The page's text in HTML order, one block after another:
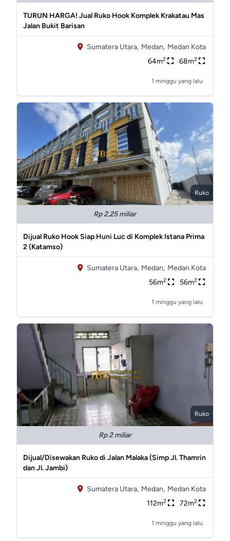
TURUN HARGA! Jual Ruko Hook Komplek Krakatau Mas
Jalan Bukit Barisan
Sumatera Utara, Medan, Medan Kota
64m2 68m2
1 minggu yang lalu
Ruko
Rp 2.25 miliar
Dijual Ruko Hook Siap Huni Luc di Komplek Istana Prima
2 (Katamso)
Sumatera Utara, Medan, Medan Kota
56m2 56m2
1 minggu yang lalu
Ruko
Rp 2 miliar
Dijual/Disewakan Ruko di Jalan Malaka (Simp Jl. Thamrin
dan Jl. Jambi)
Sumatera Utara, Medan, Medan Kota
112m2 72m2
1 minggu yang lalu